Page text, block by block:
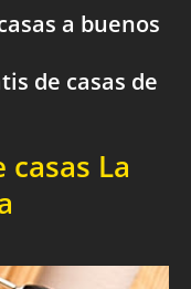
a buenos
de casas de
La